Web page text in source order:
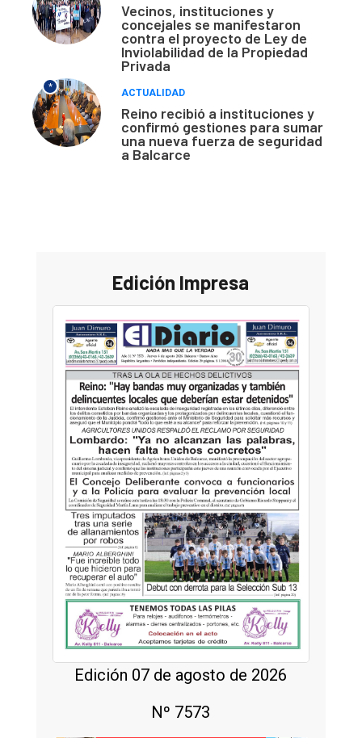
Vecinos, instituciones y
concejales se manifestaron
contra el proyecto de Ley de
Inviolabilidad de la Propiedad
Privada
*
ACTUALIDAD
Reino recibió a instituciones y
confirmó gestiones para sumar
una nueva fuerza de seguridad
a Balcarce
Edición Impresa
Edición 07 de agosto de 2026
Nº 7573